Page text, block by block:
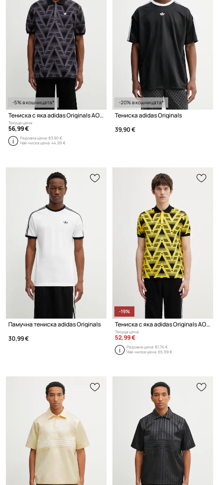
-5% в кошницата*
Тениска с яка adidas Originals AOP Polo
Текуща цена:
56,99 €
Редовна цена:83,90 €
Най-ниска цена:44,99 €
-20% в кошницата*
Тениска adidas Originals
39,90 €
Памучна тениска adidas Originals
30,99 €
-19%
Тениска с яка adidas Originals AOP Polo
Текуща цена:
52,99 €
Редовна цена:81,76 €
Най-ниска цена:65,99 €